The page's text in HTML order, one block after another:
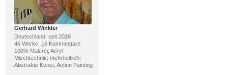
Gerhard Winkler
Deutschland, seit 2016
46 Werke, 16 Kommentare
100% Malerei; Acryl,
Mischtechnik; mehrheitlich:
Abstrakte Kunst, Action Painting